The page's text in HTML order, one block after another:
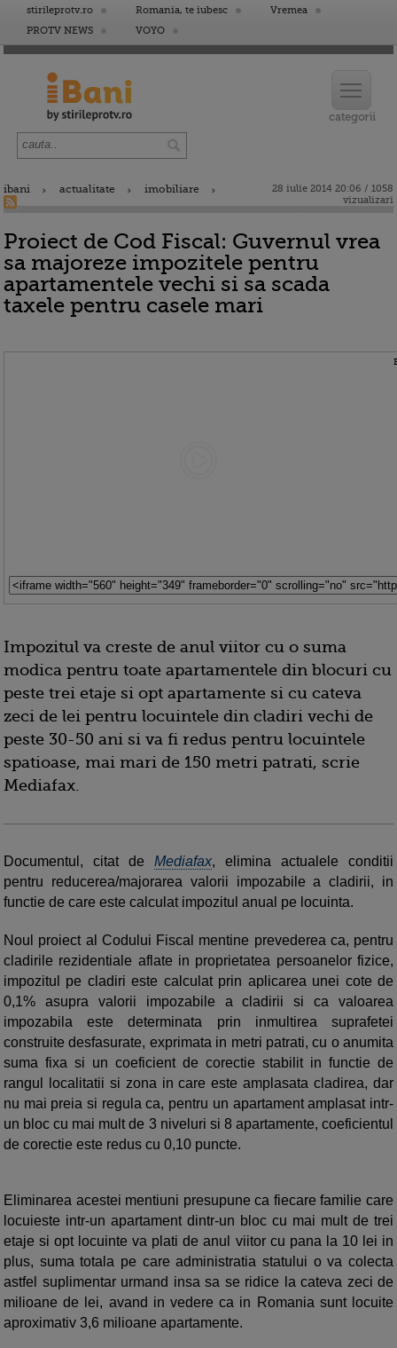
stirileprotv.ro Romania, te iubesc
Vremea
PROTV NEWS
VOYO
ibani actualitate imobiliare
28 iulie 2014 20:06 / 1058
vizualizari
Proiect de Cod Fiscal: Guvernul vrea
sa majoreze impozitele pentru
apartamentele vechi si sa scada
taxele pentru casele mari
Impozitul va creste de anul viitor cu o suma
modica pentru toate apartamentele din blocuri cu
peste trei etaje si opt apartamente si cu cateva
zeci de lei pentru locuintele din cladiri vechi de
peste 30-50 ani si va fi redus pentru locuintele
spatioase, mai mari de 150 metri patrati, scrie
Mediafax.
Documentul, citat de Mediafax, elimina actualele conditii
pentru reducerea/majorarea valorii impozabile a cladirii, in
functie de care este calculat impozitul anual pe locuinta.
Noul proiect al Codului Fiscal mentine prevederea ca, pentru
cladirile rezidentiale aflate in proprietatea persoanelor fizice,
impozitul pe cladiri este calculat prin aplicarea unei cote de
0,1% asupra valorii impozabile a cladirii si ca valoarea
impozabila este determinata prin inmultirea suprafetei
construite desfasurate, exprimata in metri patrati, cu o anumita
suma fixa si un coeficient de corectie stabilit in functie de
rangul localitatii si zona in care este amplasata cladirea, dar
nu mai preia si regula ca, pentru un apartament amplasat intr-
un bloc cu mai mult de 3 niveluri si 8 apartamente, coeficientul
de corectie este redus cu 0,10 puncte.
Eliminarea acestei mentiuni presupune ca fiecare familie care
locuieste intr-un apartament dintr-un bloc cu mai mult de trei
etaje si opt locuinte va plati de anul viitor cu pana la 10 lei in
plus, suma totala pe care administratia statului o va colecta
astfel suplimentar urmand insa sa se ridice la cateva zeci de
milioane de lei, avand in vedere ca in Romania sunt locuite
aproximativ 3,6 milioane apartamente.